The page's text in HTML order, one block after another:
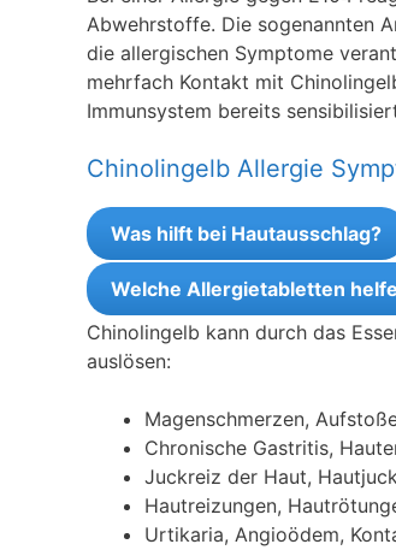
Abwehrstoffe. Die sogenannten
die allergischen Symptome
mehrfach Kontakt mit
Immunsystem bereits
Chinolingelb Allergie
Was hilft bei Hautausschlag?
Welche Allergietabletten
Chinolingelb kann durch das
auslösen:
Magenschmerzen,
Chronische Gastritis,
Juckreiz der Haut,
Hautreizungen,
Urtikaria, Angioödem,